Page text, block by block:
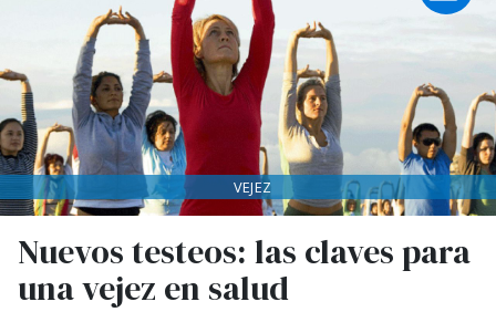
Nuevos testeos: las claves para
una vejez en salud
VEJEZ